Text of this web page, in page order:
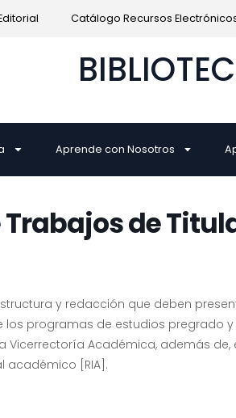
Catálogo Recursos
Aprende con Nosotros
de
y redacción que deben
los programas de estudios pregrado
Vicerrectoría Académica, además de,
académico [RIA].